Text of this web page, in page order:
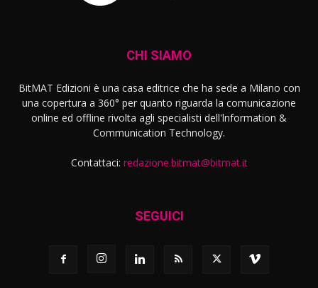
CHI SIAMO
BitMAT Edizioni è una casa editrice che ha sede a Milano con
una copertura a 360° per quanto riguarda la comunicazione
online ed offline rivolta agli specialisti dell'lnformation &
Communication Technology.
Contattaci: redazione.bitmat@bitmat.it
SEGUICI